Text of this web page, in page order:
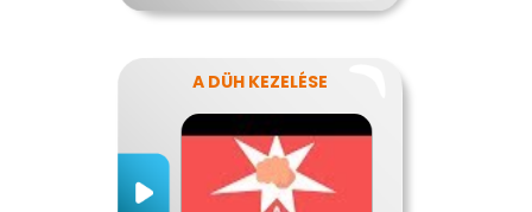
A DÜH KEZELÉSE